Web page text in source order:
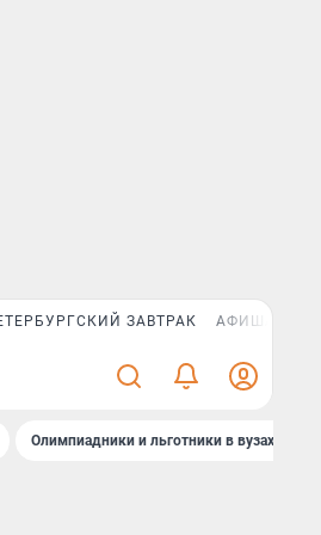
ЗАВТРАК АФИША PLUS
Олимпиадники и льготники в вузах СПб